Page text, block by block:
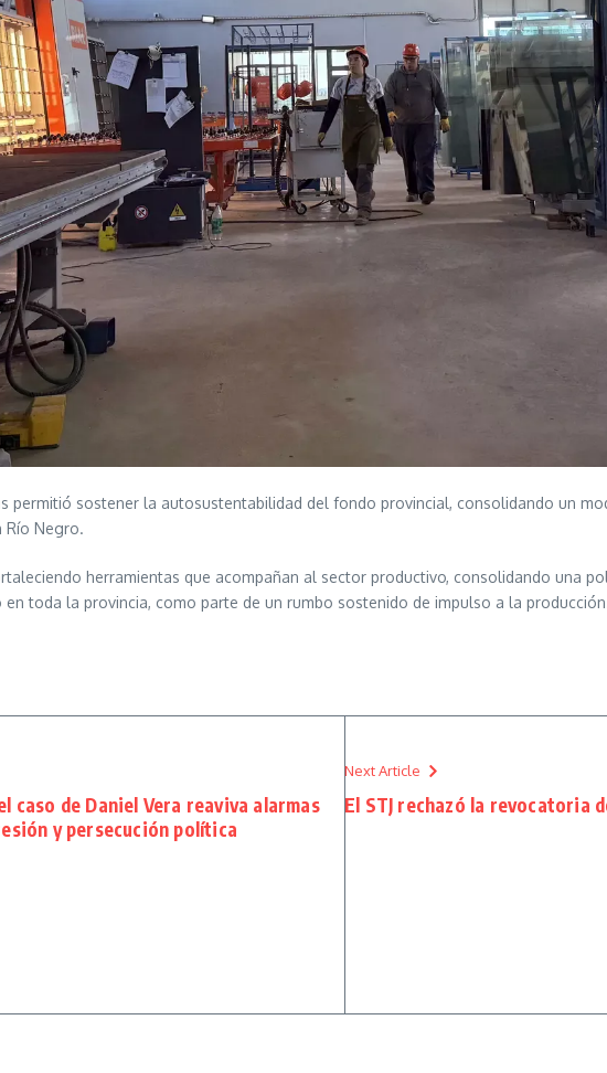
permitió sostener la autosustentabilidad del fondo provincial, consolidando un
Río Negro.
herramientas que acompañan al sector productivo, consolidando una
toda la provincia, como parte de un rumbo sostenido de impulso a la
caso de Daniel Vera reaviva alarmas
y persecución política
Next Article
El STJ rechazó la revocatoria